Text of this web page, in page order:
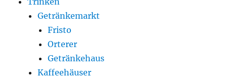
Getränkemarkt
Fristo
Orterer
Getränkehaus
Kaffeehäuser